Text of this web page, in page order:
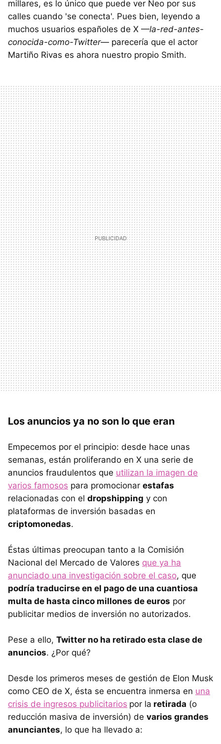
millares, es lo único que puede ver Neo por sus
calles cuando 'se conecta'. Pues bien, leyendo a
muchos usuarios españoles de X —la-red-antes-
conocida-como-Twitter— parecería que el actor
Martiño Rivas es ahora nuestro propio Smith.
Los anuncios ya no son lo que eran
Empecemos por el principio: desde hace unas
semanas, están proliferando en X una serie de
anuncios fraudulentos que utilizan la imagen de
varios famosos para promocionar estafas
relacionadas con el dropshipping y con
plataformas de inversión basadas en
criptomonedas.
Éstas últimas preocupan tanto a la Comisión
Nacional del Mercado de Valores que ya ha
anunciado una investigación sobre el caso, que
podría traducirse en el pago de una cuantiosa
multa de hasta cinco millones de euros por
publicitar medios de inversión no autorizados.
Pese a ello, Twitter no ha retirado esta clase de
anuncios. ¿Por qué?
Desde los primeros meses de gestión de Elon Musk
como CEO de X, ésta se encuentra inmersa en una
crisis de ingresos publicitarios por la retirada (o
reducción masiva de inversión) de varios grandes
anunciantes, lo que ha llevado a: